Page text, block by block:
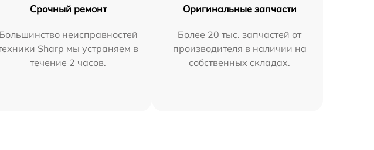
Срочный ремонт
Большинство неисправностей
Sharp мы устраняем в
течение 2 часов.
Оригинальные запчасти
Более 20 тыс. запчастей от
производителя в наличии на
собственных складах.